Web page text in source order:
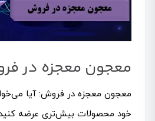
معجون معجزه در
معجون معجزه در فروش: آیا
خود محصولات بیش‌تری عرضه کنید